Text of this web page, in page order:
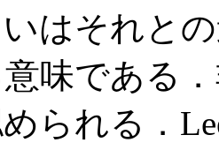
はそれと
味である
られる．